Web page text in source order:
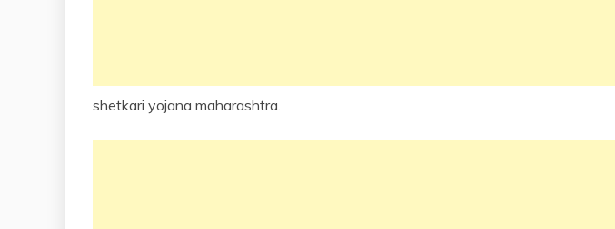
shetkari yojana maharashtra.